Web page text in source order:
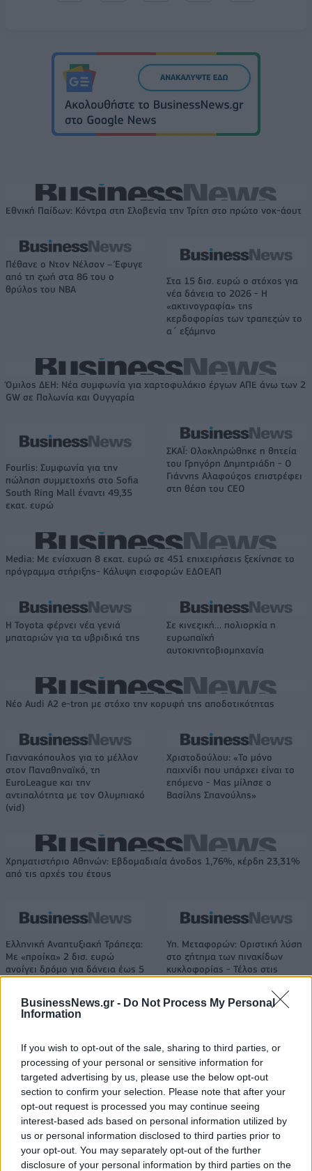
BusinessNews.gr - Do Not Process My Personal
Information
If you wish to opt-out of the sale, sharing to third parties, or
processing of your personal or sensitive information for
targeted advertising by us, please use the below opt-out
section to confirm your selection. Please note that after your
opt-out request is processed you may continue seeing
interest-based ads based on personal information utilized by
us or personal information disclosed to third parties prior to
your opt-out. You may separately opt-out of the further
disclosure of your personal information by third parties on the
Εθνική Παίδων: Κόντρα στη Σλοβενία την Τρίτη στο πρώτο νοκ-άουτ
Πέθανε ο Ντον Νέλσον – Έφυγε
από τη ζωή στα 86 του ο
θρύλος του NBA
Στα 15 δισ. ευρώ ο στόχος για
νέα δάνεια το 2026 - Η
«ακτινογραφία» της
κερδοφορίας των τραπεζών το
α΄ εξάμηνο
Όμιλος ΔΕΗ: Νέα συμφωνία για χαρτοφυλάκιο έργων ΑΠΕ άνω των 2
GW σε Πολωνία και Ουγγαρία
Fourlis: Συμφωνία για την
πώληση συμμετοχής στο Sofia
South Ring Mall έναντι 49,35
εκατ. ευρώ
ΣΚΑΪ: Ολοκληρώθηκε η θητεία
του Γρηγόρη Δημητριάδη - Ο
Γιάννης Αλαφούζος επιστρέφει
στη θέση του CEO
Media: Με ενίσχυση 8 εκατ. ευρώ σε 451 επιχειρήσεις ξεκίνησε το
πρόγραμμα στήριξης- Κάλυψη εισφορών ΕΔΟΕΑΠ
Η Toyota φέρνει νέα γενιά
μπαταριών για τα υβριδικά της
Σε κινεζική… πολιορκία η
ευρωπαϊκή
αυτοκινητοβιομηχανία
Νέο Audi A2 e-tron με στόχο την κορυφή της αποδοτικότητας
Γιαννακόπουλος για το μέλλον
στον Παναθηναϊκό, τη
EuroLeague και την
αντιπαλότητα με τον Ολυμπιακό
(vid)
Χριστοδούλου: «Το μόνο
παιχνίδι που υπάρχει είναι το
επόμενο - Μας μίλησε ο
Βασίλης Σπανούλης»
Χρηματιστήριο Αθηνών: Εβδομαδιαία άνοδος 1,76%, κέρδη 23,31%
από τις αρχές του έτους
Ελληνική Αναπτυξιακή Τράπεζα:
Με «προίκα» 2 δισ. ευρώ
ανοίγει δρόμο για δάνεια έως 5
Υπ. Μεταφορών: Οριστική λύση
στο ζήτημα των πινακίδων
κυκλοφορίας - Τέλος στις
Το FIAT 500 Hybrid τώρα από
18.990 ευρώ
Ατρόμητος και Novibet
συνεχίζουν μαζί: Ανανέωση της
συνεργασίας τους μέχρι το
2028